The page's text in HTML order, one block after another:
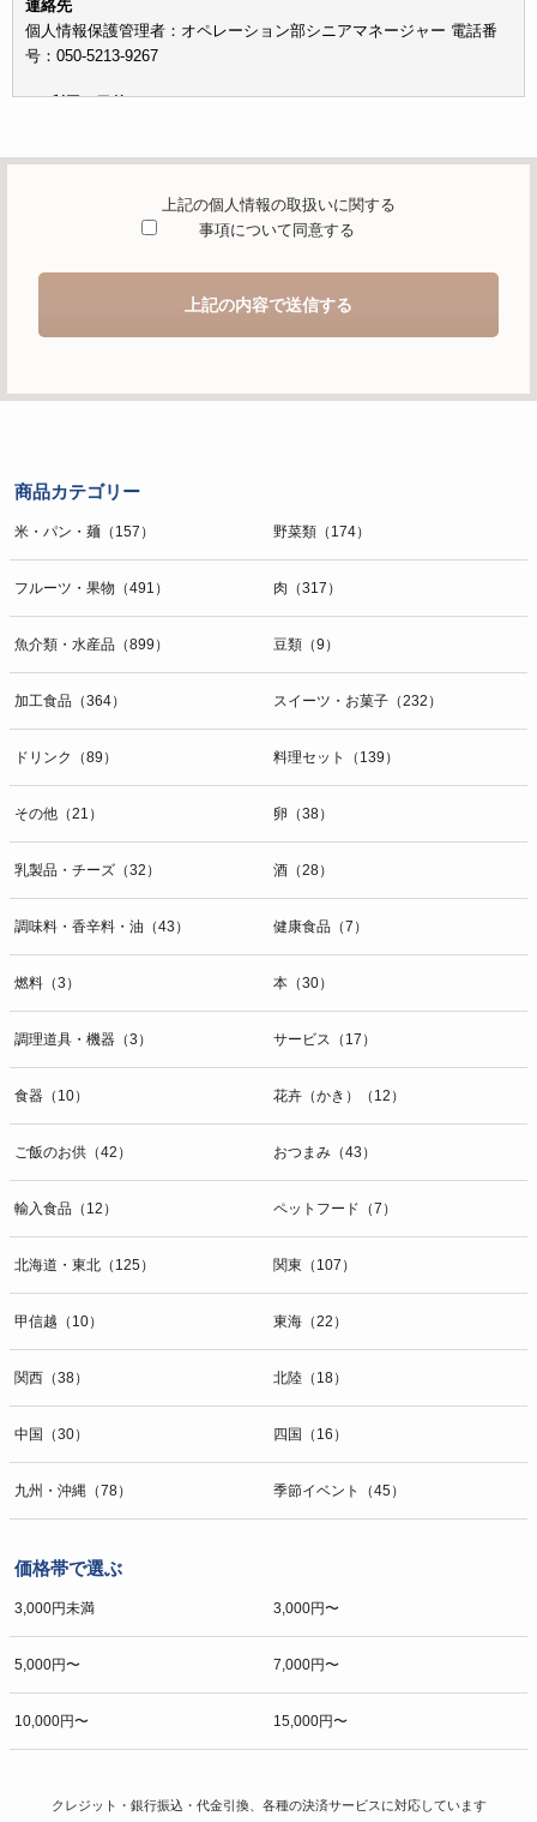
連絡先
個人情報保護管理者：オペレーション部シニアマネージャー 電話番
号：050-5213-9267
c）利用の目的
を適切に受け付け、当社が提供するサービスに関する情報を電子メー
d）個人情報を第三者に提供することが予定される場合の事項
情報を第三者に提供することはありません。
す。
的の通知・開示・内容の訂正・追加または削除・利用の停止・消去お
よび第三者への提供の停止（「開示等」といいます。）に応じます。
g）本人が個人情報を与えることの任意性及び当該情報を与えなかっ
た場合に本人に生じる結果
個人情報の提供は任意と致しますが、当社が依頼する情報の提供がな
い場合、内容が正確でない場合はサービスの提供やご対応等に支障を
きたす可能性がございますのでご了承下さい。
スログ、Cookie（クッキー）等を用いて管理しています。これらに
は、お客様のお名前、ご住所、電話番号、電子メールアドレスなど、
お客様を特定する個人情報は一切含まれておりません。
個人情報に関する問合わせ窓口
〒106-0044 東京都港区東麻布一丁目２７番１号 東麻布食文化ビル４
ＦＡＸ：047-401-6847
上記の個人情報の取扱いに関する
事項について同意する
上記の内容で送信する
商品カテゴリー
米・パン・麺（157） 野菜類（174）
フルーツ・果物（491） 肉（317）
魚介類・水産品（899） 豆類（9）
加工食品（364） スイーツ・お菓子（232）
ドリンク（89） 料理セット（139）
その他（21） 卵（38）
乳製品・チーズ（32） 酒（28）
調味料・香辛料・油（43） 健康食品（7）
燃料（3） 本（30）
調理道具・機器（3） サービス（17）
食器（10） 花卉（かき）（12）
ご飯のお供（42） おつまみ（43）
輸入食品（12） ペットフード（7）
北海道・東北（125） 関東（107）
甲信越（10） 東海（22）
関西（38） 北陸（18）
中国（30） 四国（16）
九州・沖縄（78） 季節イベント（45）
価格帯で選ぶ
3,000円未満 3,000円〜
5,000円〜 7,000円〜
10,000円〜 15,000円〜
クレジット・銀行振込・代金引換、各種の決済サービスに対応しています